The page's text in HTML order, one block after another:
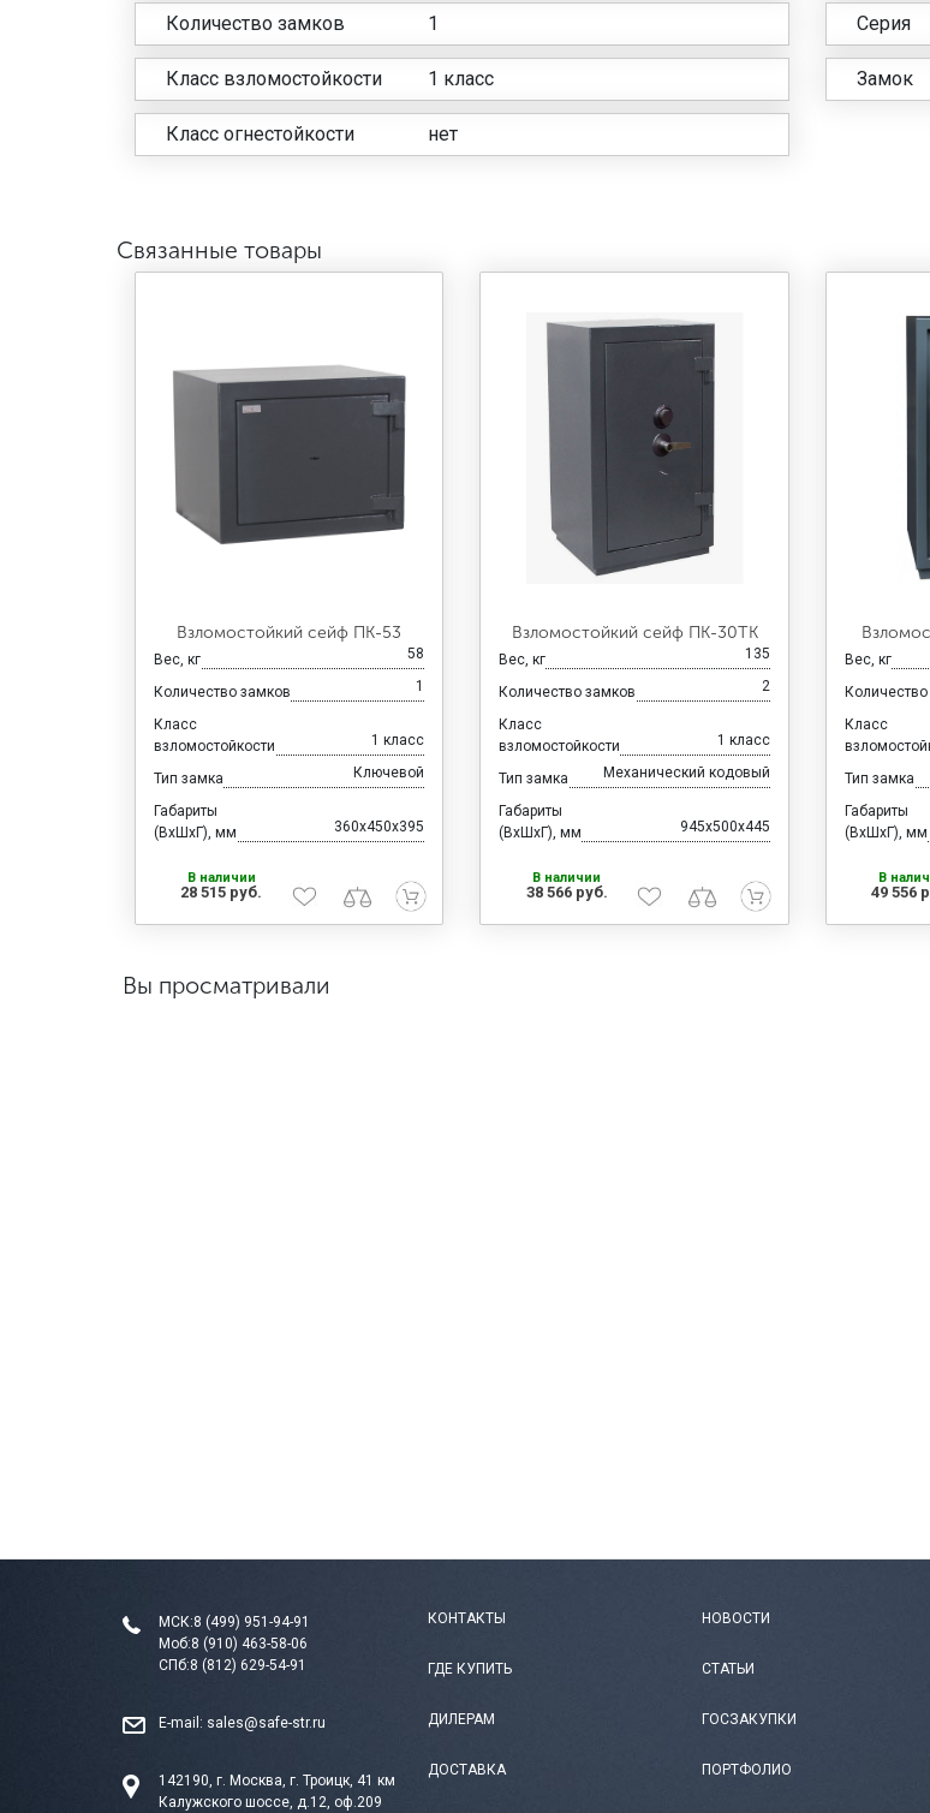
Количество замков 1
Класс взломостойкости 1 класс
Класс огнестойкости нет
Серия
Замок
Связанные товары
Взломостойкий сейф ПК-53
Вес, кг 58
Количество замков 1
Класс
взломостойкости
1 класс
Тип замка Ключевой
Габариты
(ВхШхГ), мм
360x450x395
В наличии
28 515 руб.
Взломостойкий сейф ПК-30ТК
Вес, кг 135
Количество замков 2
Класс
взломостойкости
1 класс
Тип замка Механический кодовый
Габариты
(ВхШхГ), мм
945x500x445
В наличии
38 566 руб.
Вес, кг
Класс
Тип замка
Габариты
(ВхШхГ), мм
В
49 556
Вы просматривали
МСК:8 (499) 951-94-91
Моб:8 (910) 463-58-06
СПб:8 (812) 629-54-91
E-mail: sales@safe-str.ru
142190, г. Москва, г. Троицк, 41 км
Калужского шоссе, д.12, оф.209
КОНТАКТЫ
ГДЕ КУПИТЬ
ДИЛЕРАМ
ДОСТАВКА
НОВОСТИ
СТАТЬИ
ГОСЗАКУПКИ
ПОРТФОЛИО